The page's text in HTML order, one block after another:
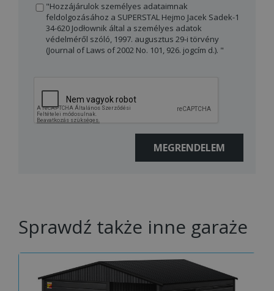
"Hozzájárulok személyes adataimnak
feldolgozásához a SUPERSTAL Hejmo Jacek Sadek-1
34-620 Jodłownik által a személyes adatok
védelméről szóló, 1997. augusztus 29-i törvény
(Journal of Laws of 2002 No. 101, 926. jogcím d.). "
Sprawdź także inne garaże